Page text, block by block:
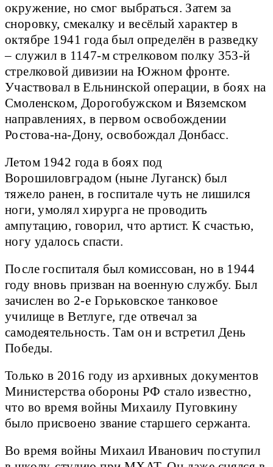
окружение, но смог выбраться. Затем за
сноровку, смекалку и весёлый характер в
октябре 1941 года был определён в разведку
– служил в 1147-м стрелковом полку 353-й
стрелковой дивизии на Южном фронте.
Участвовал в Ельнинской операции, в боях на
Смоленском, Дорогобужском и Вяземском
направлениях, в первом освобождении
Ростова-на-Дону, освобождал Донбасс.
Летом 1942 года в боях под
Ворошиловградом (ныне Луганск) был
тяжело ранен, в госпитале чуть не лишился
ноги, умолял хирурга не проводить
ампутацию, говорил, что артист. К счастью,
ногу удалось спасти.
После госпиталя был комиссован, но в 1944
году вновь призван на военную службу. Был
зачислен во 2-е Горьковское танковое
училище в Ветлуге, где отвечал за
самодеятельность. Там он и встретил День
Победы.
Только в 2016 году из архивных документов
Министерства обороны РФ стало известно,
что во время войны Михаилу Пуговкину
было присвоено звание старшего сержанта.
Во время войны Михаил Иванович поступил